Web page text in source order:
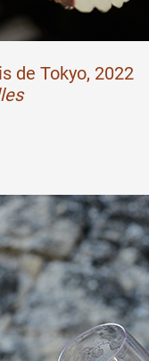
de Tokyo, 2022